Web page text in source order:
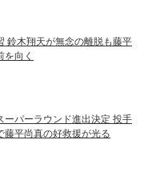
鈴木翔天が無念の離脱も藤平
を向く
ーパーラウンド進出決定 投手
藤平尚真の好救援が光る